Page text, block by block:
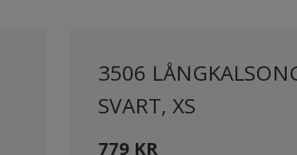
3506
SVART, XS
779 KR